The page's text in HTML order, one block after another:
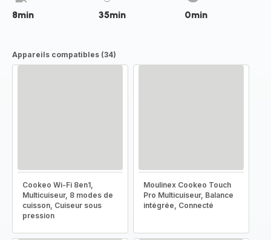
8min 35min 0min
Appareils compatibles (34)
Cookeo Wi-Fi 8en1,
Multicuiseur, 8 modes de
cuisson, Cuiseur sous
pression
Moulinex Cookeo Touch
Pro Multicuiseur, Balance
intégrée, Connecté